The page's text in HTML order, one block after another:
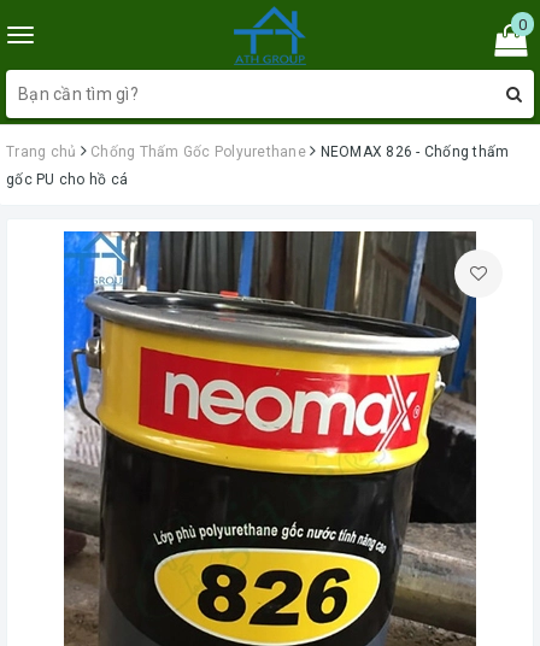
Toggle
navigation
0
Trang chủ Chống Thấm Gốc Polyurethane
NEOMAX 826 - Chống thấm
gốc PU cho hồ cá